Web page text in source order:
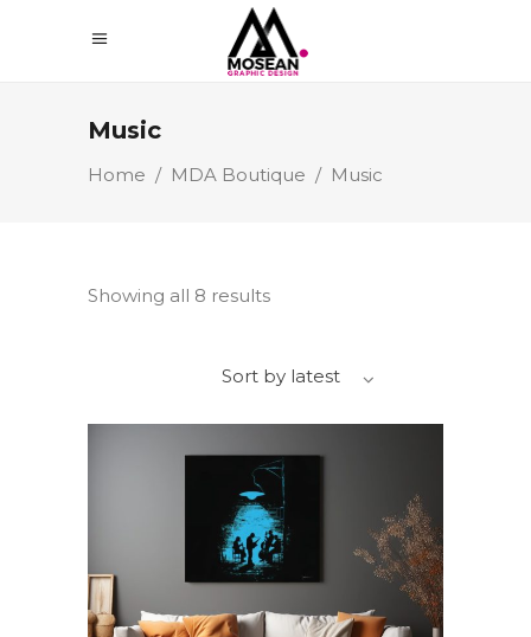
Music
Home / MDA Boutique / Music
Showing all 8 results
Sort by latest